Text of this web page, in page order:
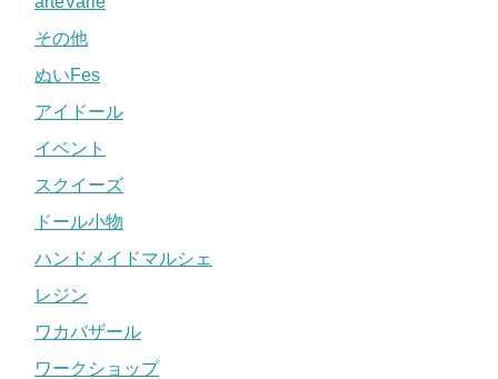
その他
ぬいFes
アイドール
イベント
スクイーズ
ドール小物
ハンドメイドマルシェ
レジン
ワカバザール
ワークショップ